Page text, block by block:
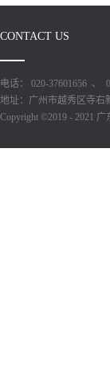
CONTACT US
电话： 020-37601656 、
地址：广州市越秀区寺右
Copyright ©2019 - 2021